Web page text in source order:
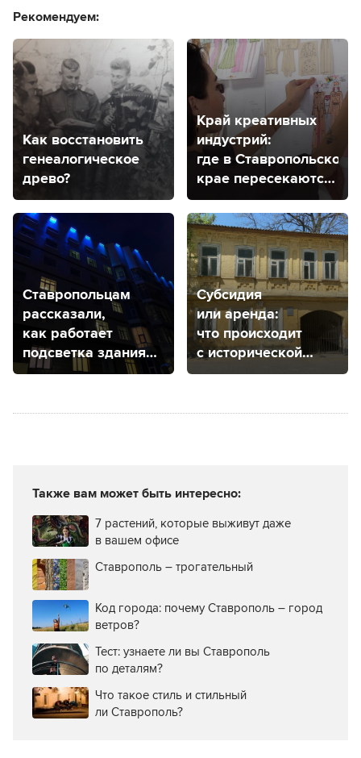
Рекомендуем:
Как восстановить
генеалогическое
древо?
Край креативных
индустрий:
где в Ставропольском
крае пересекаются
творчество
и экономика?
Ставропольцам
рассказали,
как работает
подсветка здания
Перинатального
Субсидия
или аренда:
что происходит
с исторической
усадьбой
в Ставрополе?
Также вам может быть интересно:
7 растений, которые выживут даже
в вашем офисе
Ставрополь – трогательный
Код города: почему Ставрополь – город
ветров?
Тест: узнаете ли вы Ставрополь
по деталям?
Что такое стиль и стильный
ли Ставрополь?